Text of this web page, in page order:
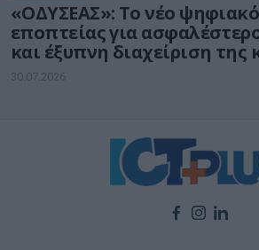
«ΟΔΥΣΕΑΣ»: Το νέο
εποπτείας για
και έξυπνη διαχείριση της
30.07.2026